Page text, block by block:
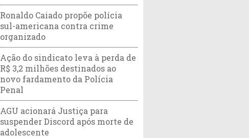
Ronaldo Caiado propõe polícia
sul-americana contra crime
organizado
Ação do sindicato leva à perda de
R$ 3,2 milhões destinados ao
novo fardamento da Polícia
Penal
AGU acionará Justiça para
suspender Discord após morte de
adolescente